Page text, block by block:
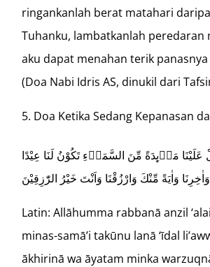
ringankanlah berat matahari
Tuhanku, lambatkanlah peredaran
aku dapat menahan terik
(Doa Nabi Idris AS, dinukil dari
Doa Ketika Sedang Kepanasan
عَلَيْنَا مَاۤىِٕدَةً مِّنَ السَّمَاۤءِ تَكُوْنُ لَنَا عِيْدًا
وَاٰخِرِنَا وَاٰيَةً مِّنْكَ وَارْزُقْنَا وَاَنْتَ خَيْرُ الرّٰزِقِيْنَ
Latin: Allāhumma rabbanā anzil
minas-samā’i takūnu lanā ‘īdal
ākhirinā wa āyatam minka